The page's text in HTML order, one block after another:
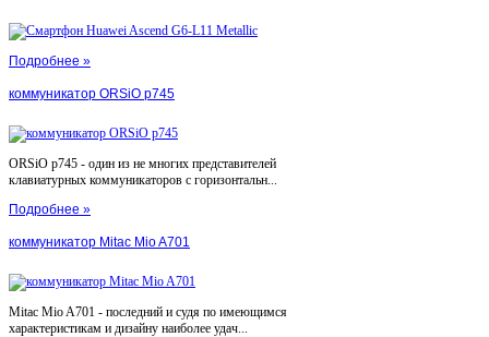
Подробнее »
коммуникатор ORSiO p745
ORSiO p745 - один из не многих представителей
клавиатурных коммуникаторов с горизонтальн...
Подробнее »
коммуникатор Mitac Mio A701
Mitac Mio A701 - последний и судя по имеющимся
характеристикам и дизайну наиболее удач...